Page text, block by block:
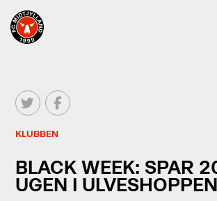
KLUBBEN
BLACK WEEK: SPAR
UGEN I ULVESHOPPEN